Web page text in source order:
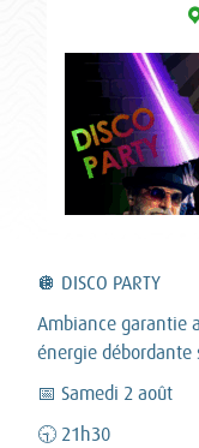
🪩 DISCO PARTY
Ambiance garantie
énergie débordante
📅 Samedi 2 août
🕤 21h30